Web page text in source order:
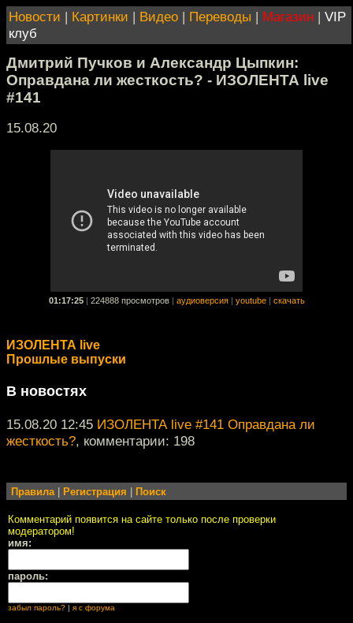
Новости | Картинки | Видео | Переводы | Магазин | VIP
клуб
Дмитрий Пучков и Александр Цыпкин:
Оправдана ли жесткость? - ИЗОЛЕНТА live
#141
15.08.20
01:17:25 224888 просмотров аудиоверсия youtube скачать
ИЗОЛЕНТА live
Прошлые выпуски
В новостях
15.08.20 12:45 ИЗОЛЕНТА live #141 Оправдана ли
жесткость?, комментарии: 198
Правила| Регистрация Поиск
Комментарий появится на сайте только после проверки
модератором!
имя:
пароль:
забыл пароль? я с форума